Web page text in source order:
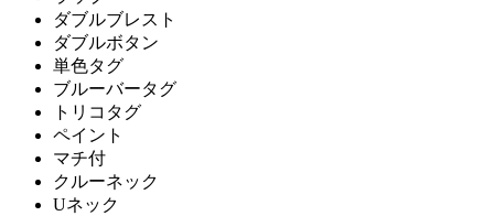
ダブルブレスト
ダブルボタン
単色タグ
ブルーバータグ
トリコタグ
ペイント
マチ付
クルーネック
Uネック